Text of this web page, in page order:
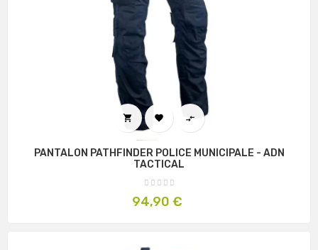
  
PANTALON PATHFINDER POLICE MUNICIPALE - ADN
TACTICAL
Prix
94,90 €